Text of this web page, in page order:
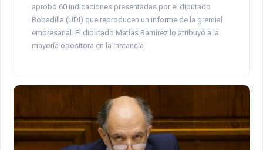
aprobó 60 indicaciones presentadas por el diputado
Bobadilla (UDI) que reproducen un informe de la gremial
empresarial. El diputado Matías Ramírez lo atribuyó a la
mayoría opositora en la instancia.